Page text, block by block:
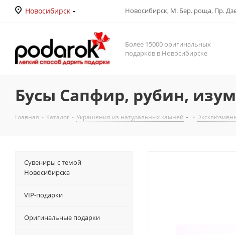
Новосибирск Новосибирск, М. Бер. роща, Пр.
Более 15000 оригинальных
подарков в Новосибирске
Бусы Сапфир, рубин,
Главная - Каталог - Украшения из натуральных камней -
Сувениры с темой
Новосибирска
VIP-подарки
Оригинальные подарки